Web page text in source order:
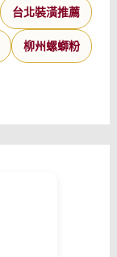
台北裝潢推薦
柳州螺螄粉